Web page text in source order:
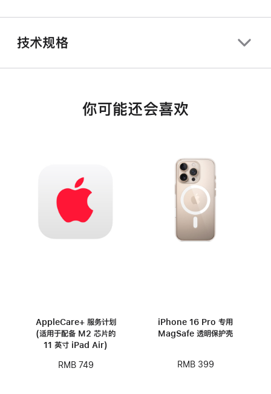
技术规格
你可能还会喜欢
AppleCare+ 服务计划
(适用于配备 M2 芯片的
11 英寸 iPad Air)
RMB 749
iPhone 16 Pro 专用
MagSafe 透明保护壳
RMB 399